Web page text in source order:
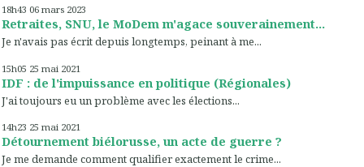
18h43 06 mars 2023
Retraites, SNU, le MoDem m'agace souverainement...
Je n'avais pas écrit depuis longtemps, peinant à me...
15h05 25 mai 2021
IDF : de l'impuissance en politique (Régionales)
J'ai toujours eu un problème avec les élections...
14h23 25 mai 2021
Détournement biélorusse, un acte de guerre ?
Je me demande comment qualifier exactement le crime...